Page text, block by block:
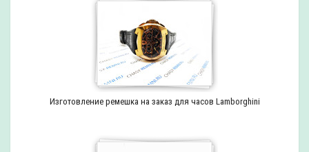
Изготовление ремешка на заказ для часов Lamborghini